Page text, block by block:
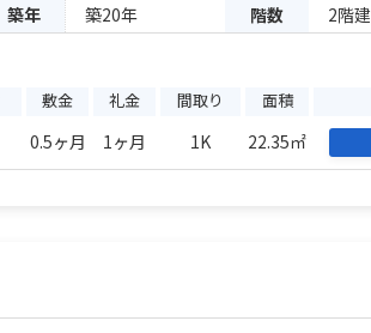
築年
築20年 階数 2階建
敷金 礼金 間取り 面積
0.5ヶ月 1ヶ月 1K 22.35㎡